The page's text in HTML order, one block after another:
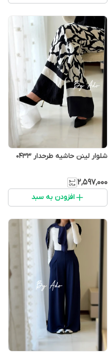
شلوار لینن حاشیه طرحدار 0433
۲٬۵۹۷٬۰۰۰
افزودن به سبد